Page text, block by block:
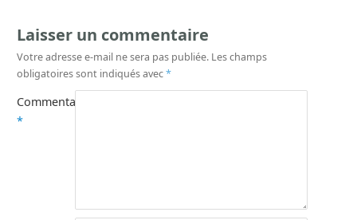
Laisser un commentaire
Votre adresse e-mail ne sera pas publiée. Les champs
obligatoires sont indiqués avec*
Commentaire
*